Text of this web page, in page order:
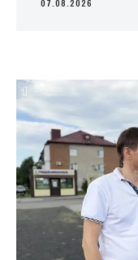
07.08.2026